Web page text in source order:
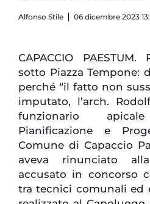
Alfonso Stile 06 dicembre 2023
CAPACCIO
sotto Piazza Tempone:
perché “il fatto non
imputato, l’arch.
funzionario
Pianificazione e
Comune di Capaccio
aveva rinunciato
accusato in concorso
tra tecnici comunali ed